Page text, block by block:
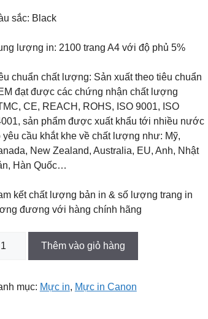
sắc: Black
lượng in: 2100 trang A4 với độ phủ 5%
chuẩn chất lượng: Sản xuất theo tiêu chuẩn
đạt được các chứng nhận chất lượng
CE, REACH, ROHS, ISO 9001, ISO
sản phẩm được xuất khẩu tới nhiều nước
yêu cầu khắt khe về chất lượng như: Mỹ,
New Zealand, Australia, EU, Anh, Nhật
Hàn Quốc…
kết chất lượng bản in & số lượng trang in
đương với hàng chính hãng
Thêm vào giỏ hàng
mục: Mực in, Mực in Canon